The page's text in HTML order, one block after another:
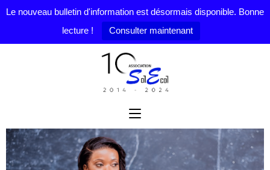
Le nouveau bulletin d'information est désormais disponible. Bonne
lecture !
Consulter maintenant